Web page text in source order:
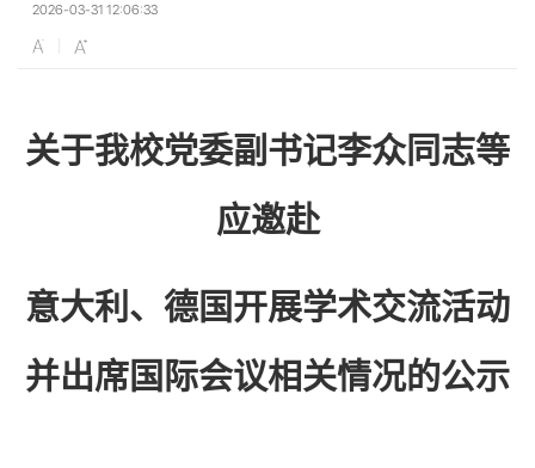
2026-03-31 12:06:33
关于我校党委副书记李众同志等
应邀赴
意大利、德国开展学术交流活动
并出席国际会议相关情况的公示